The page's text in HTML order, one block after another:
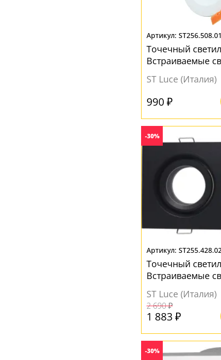
ST256.508.01
Точечный
Встраиваемые
ST Luce (Италия)
990 ₽
-30%
Точечный
Встраиваемые
ST Luce (Италия)
2 690 ₽
1 883 ₽
-30%